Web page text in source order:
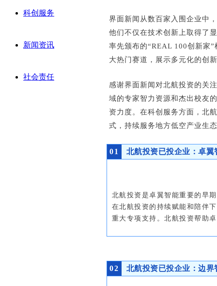
科创服务
新闻资讯
社会责任
界面新闻从数百家入围企业中
他们不仅在技术创新上取得了
率先颁布的“REAL 100创新家
大热门赛道，展示多元化的创
感谢界面新闻对北航投资的关
域的专家智力资源和杰出校友
资力度。在科创服务方面，北
式，持续服务地方低空产业生
01 北航投资已投企业：卓翼
北航投资是卓翼智能重要的早
在北航投资的持续赋能和陪伴
重大专项支持。北航投资帮助
02 北航投资已投企业：边界